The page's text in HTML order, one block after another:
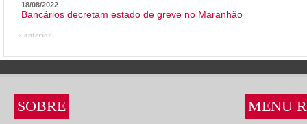
18/08/2022
Bancários decretam estado de greve no Maranhão
« anterior
SOBRE MENU